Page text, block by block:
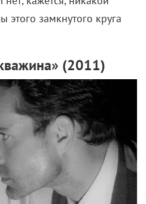
постановщик
И я действительно
выделите фрагмент текста и
Мэтт Дэймон